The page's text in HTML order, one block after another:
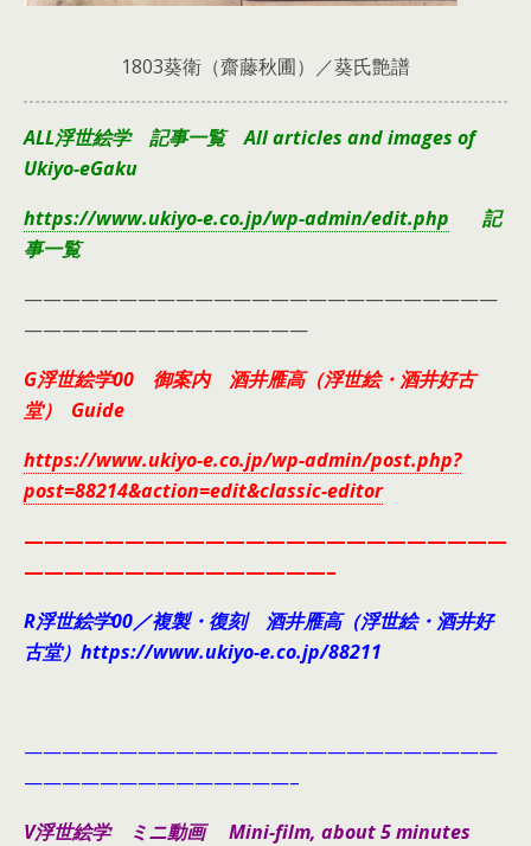
1803葵衛（齋藤秋圃）／葵氏艶譜
ALL浮世絵学 記事一覧 All articles and images of
Ukiyo-eGaku
https://www.ukiyo-e.co.jp/wp-admin/edit.php 記
事一覧
—————————————————————————
———————————————
G浮世絵学00 御案内 酒井雁高（浮世絵・酒井好古
堂） Guide
https://www.ukiyo-e.co.jp/wp-admin/post.php?
post=88214&action=edit&classic-editor
————————————————————————
———————————————–
R浮世絵学00／複製・復刻 酒井雁高（浮世絵・酒井好
古堂）https://www.ukiyo-e.co.jp/88211
—————————————————————————
——————————————–
V浮世絵学 ミニ動画 Mini-film, about 5 minutes